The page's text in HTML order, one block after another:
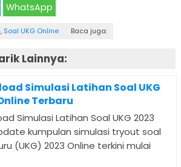
WhatsApp
, Soal UKG Online Baca juga:
Lainnya:
Simulasi Latihan Soal UKG
Terbaru
Simulasi Latihan Soal UKG 2023
kumpulan simulasi tryout soal
(UKG) 2023 Online terkini mulai